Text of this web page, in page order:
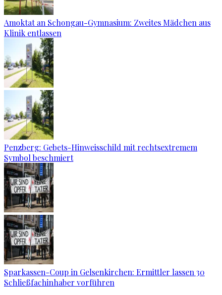
Amoktat an Schongau-Gymnasium: Zweites Mädchen aus
Klinik entlassen
Penzberg: Gebets-Hinweisschild mit rechtsextremem
Symbol beschmiert
Sparkassen-Coup in Gelsenkirchen: Ermittler lassen 30
Schließfachinhaber vorführen